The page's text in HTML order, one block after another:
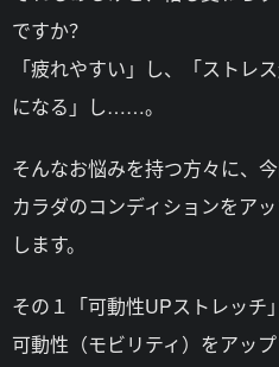
ですか？
「疲れやすい」し、「ストレ
になる」し……。
そんなお悩みを持つ方々に、今
カラダのコンディションをア
します。
その１「可動性UPストレッチ」
可動性（モビリティ）をアッ